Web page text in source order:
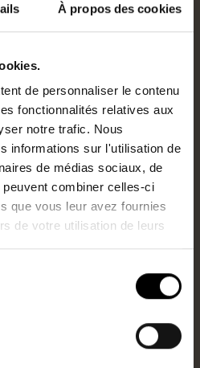
À propos des cookies
de personnaliser le contenu
fonctionnalités relatives aux
notre trafic. Nous
informations sur l'utilisation de
de médias sociaux, de
combiner celles-ci
que vous leur avez fournies
de votre utilisation de leurs
plaire